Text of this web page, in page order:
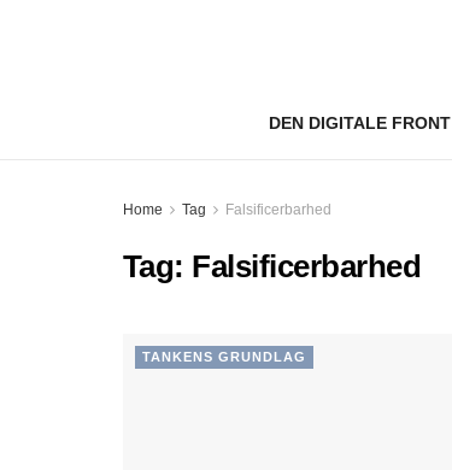
DEN DIGITALE FRONT
Home Tag Falsificerbarhed
Tag: Falsificerbarhed
TANKENS GRUNDLAG